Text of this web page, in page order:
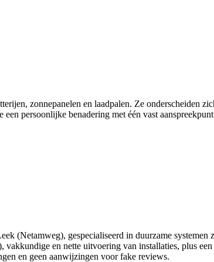
zonnepanelen en laadpalen. Ze onderscheiden
persoonlijke benadering met één vast
(Netamweg), gespecialiseerd in duurzame
en nette uitvoering van installaties, plus
en geen aanwijzingen voor fake reviews.